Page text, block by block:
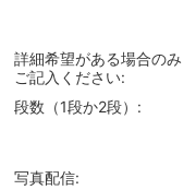
詳細希望がある場合のみ
ご記入ください:
段数（1段か2段）:
写真配信: